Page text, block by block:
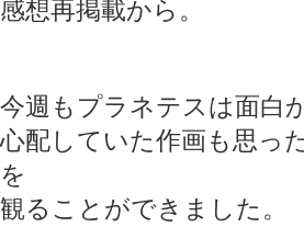
感想再掲載から。
今週もプラネテスは面白
心配していた作画も思っ
を
観ることができました。